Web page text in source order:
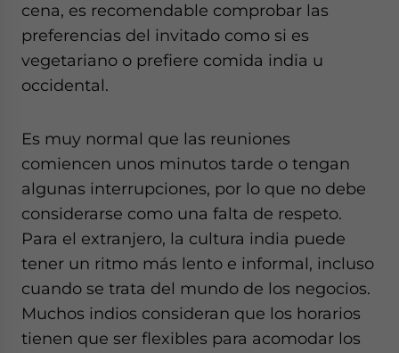
cena, es recomendable comprobar las
preferencias del invitado como si es
vegetariano o prefiere comida india u
occidental.
Es muy normal que las reuniones
comiencen unos minutos tarde o tengan
algunas interrupciones, por lo que no debe
considerarse como una falta de respeto.
Para el extranjero, la cultura india puede
tener un ritmo más lento e informal, incluso
cuando se trata del mundo de los negocios.
Muchos indios consideran que los horarios
tienen que ser flexibles para acomodar los